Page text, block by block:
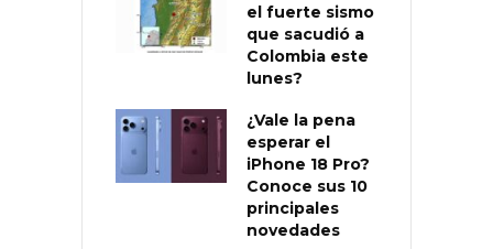
el fuerte sismo
que sacudió a
Colombia este
lunes?
¿Vale la pena
esperar el
iPhone 18 Pro?
Conoce sus 10
principales
novedades